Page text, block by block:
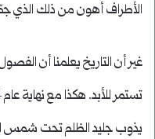
الأطراف أهون من ذلك الذي
غير أن التاريخ يعلمنا أن
يذوب جليد الظلم تحت شمس